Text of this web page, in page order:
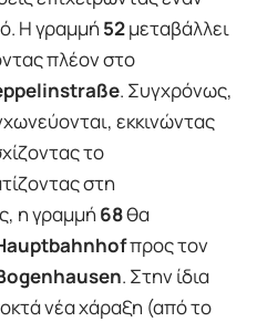
Η γραμμή 52μεταβάλλει
πλέον στο
. Συγχρόνως,
εκκινώντας
το
στη
η γραμμή 68θα
προς τον
. Στην ίδια
νέα χάραξη (από το